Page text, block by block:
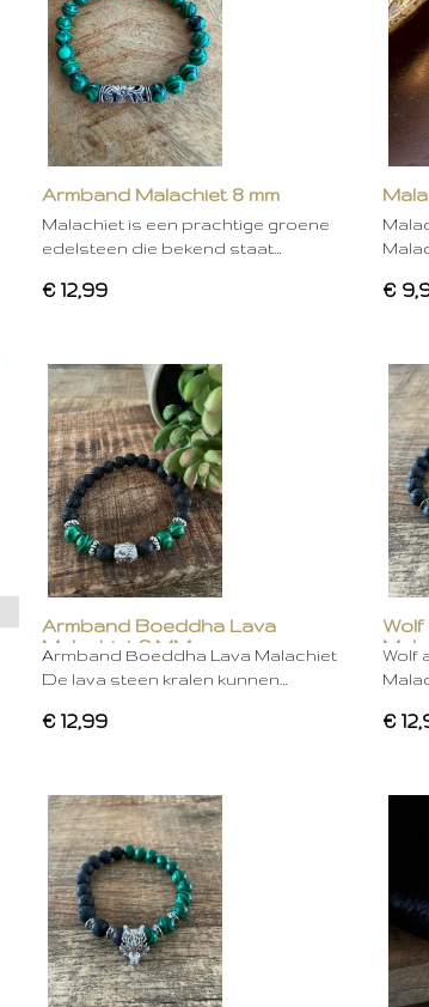
Armband Malachiet 8 mm
Malachiet is een prachtige groene
edelsteen die bekend staat…
€ 12,99 €
Armband Boeddha Lava
Malachiet 8 MM
Armband Boeddha Lava Malachiet
De lava steen kralen kunnen…
€ 12,99
Wolf
€